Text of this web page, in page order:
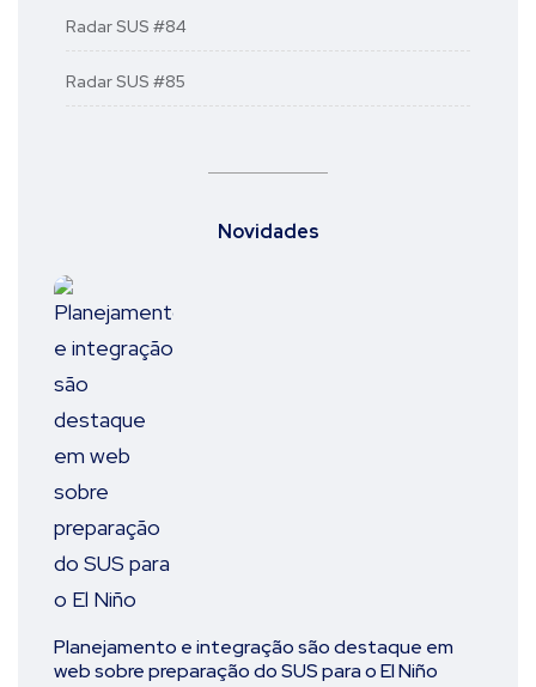
Radar SUS #84
Radar SUS #85
Novidades
Planejamento e integração são destaque em
web sobre preparação do SUS para o El Niño